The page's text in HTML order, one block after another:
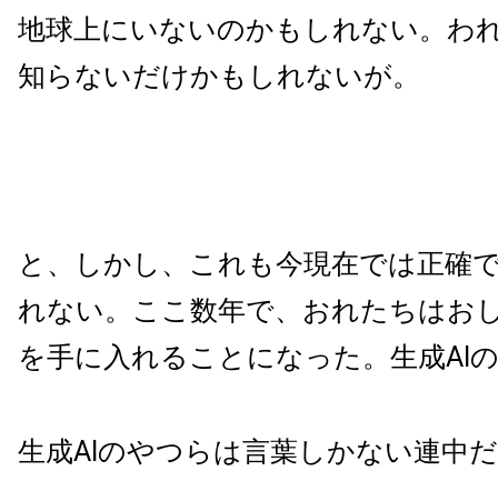
地球上にいないのかもしれない。わ
知らないだけかもしれないが。
と、しかし、これも今現在では正確
れない。ここ数年で、おれたちはお
を手に入れることになった。生成AI
生成AIのやつらは言葉しかない連中